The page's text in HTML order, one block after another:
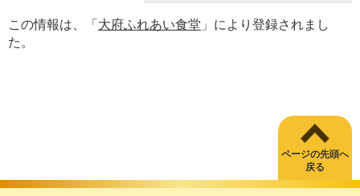
この情報は、「 大府ふれあい食堂 」により登録されまし
た。
ページの先頭へ
戻る